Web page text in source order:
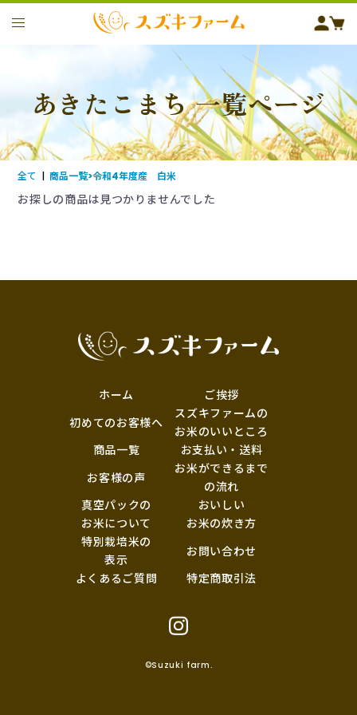
あきたこまち 一覧ページ
全て | 商品一覧>令和4年度産 白米
お探しの商品は見つかりませんでした
ホーム
ご挨拶
初めてのお客様へ
スズキファームの
お米のいいところ
商品一覧
お支払い・送料
お客様の声
お米ができるまで
の流れ
真空パックの
お米について
おいしい
お米の炊き方
特別栽培米の
表示
お問い合わせ
よくあるご質問
特定商取引法
©Suzuki farm.